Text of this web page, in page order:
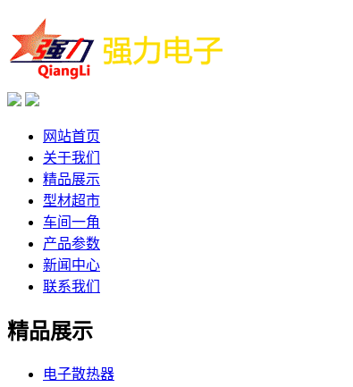
网站首页
关于我们
精品展示
型材超市
车间一角
产品参数
新闻中心
联系我们
精品展示
电子散热器